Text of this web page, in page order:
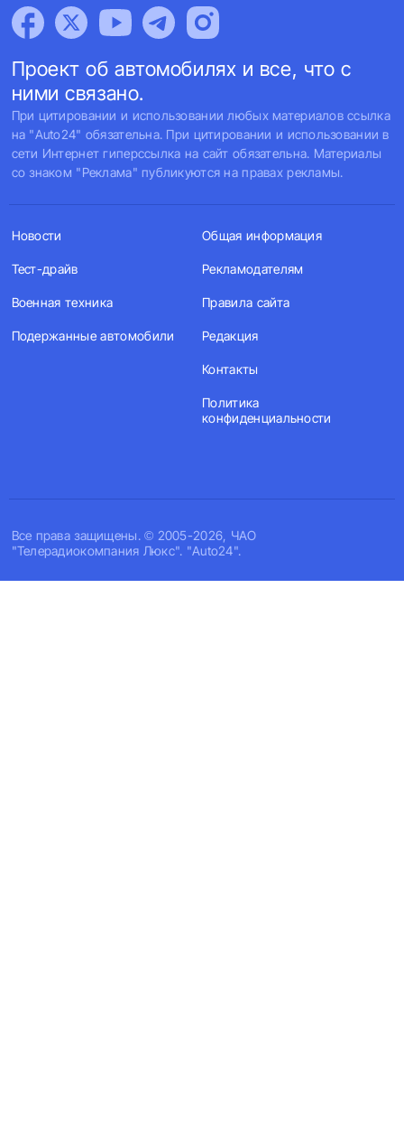
Проект об автомобилях и все, что с
ними связано.
При цитировании и использовании любых материалов ссылка
на "Auto24" обязательна. При цитировании и использовании в
сети Интернет гиперссылка на сайт обязательна. Материалы
со знаком "Реклама" публикуются на правах рекламы.
Все права защищены. © 2005-2026, ЧАО
"Телерадиокомпания Люкс". "Auto24".
Новости
Тест-драйв
Военная техника
Подержанные автомобили
Общая информация
Рекламодателям
Правила сайта
Редакция
Контакты
Политика
конфиденциальности